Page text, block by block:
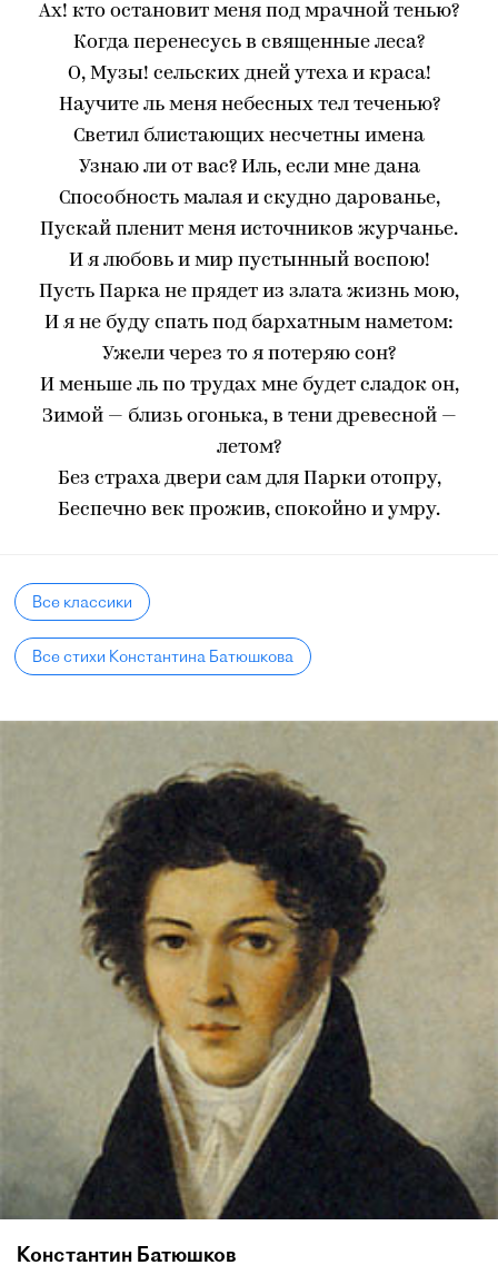
Ах! кто остановит меня под мрачной тенью?
Когда перенесусь в священные леса?
О, Музы! сельских дней утеха и краса!
Научите ль меня небесных тел теченью?
Светил блистающих несчетны имена
Узнаю ли от вас? Иль, если мне дана
Способность малая и скудно дарованье,
Пускай пленит меня источников журчанье.
И я любовь и мир пустынный воспою!
Пусть Парка не прядет из злата жизнь мою,
И я не буду спать под бархатным наметом:
Ужели через то я потеряю сон?
И меньше ль по трудах мне будет сладок он,
Зимой — близь огонька, в тени древесной —
летом?
Без страха двери сам для Парки отопру,
Беспечно век прожив, спокойно и умру.
Все классики
Все стихи Константина Батюшкова
Константин Батюшков